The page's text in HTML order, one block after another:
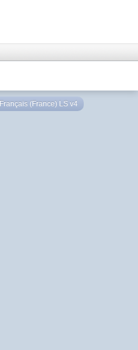
Français (France) LS v4